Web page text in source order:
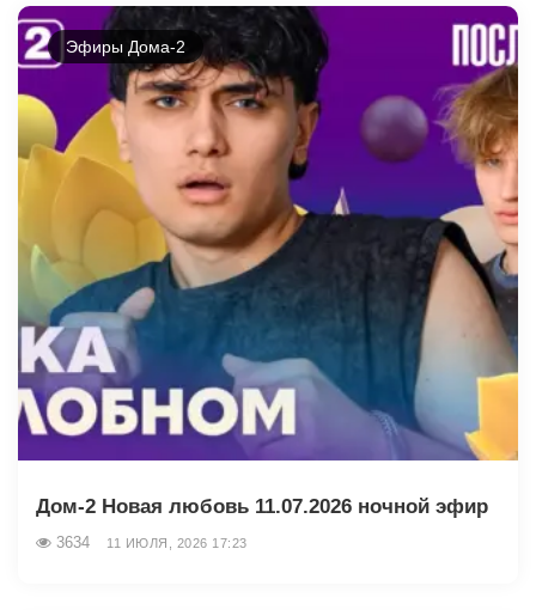
Эфиры Дома-2
Дом-2 Новая любовь 11.07.2026 ночной эфир
3634 11 ИЮЛЯ, 2026 17:23